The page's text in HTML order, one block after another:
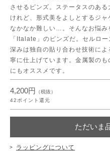
させるピンズ。ステータスのあ
けれど、形式美をよしとするジ
なかなか難しい…。そんなお悩み
「Italate」のピンズだ。セルロ
深みは独自の貼り合わせ技術に
寧に仕上げています。金属製の
にもオススメです。
4,200円
（税抜）
42 ポイント還元
ただいま
ラッピングについて